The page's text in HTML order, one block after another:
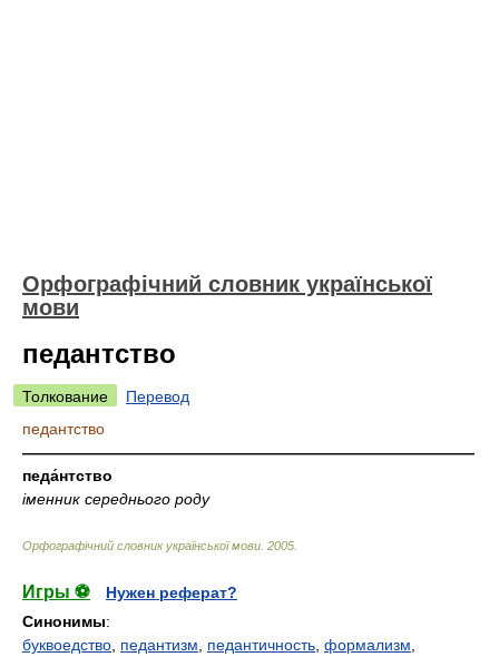
Орфографічний словник української
мови
педантство
Толкование
Перевод
педантство
—————————————————————————————
педа́нтство
іменник середнього роду
Орфографічний словник української мови 2005
Игры ⚽
Нужен реферат?
Синонимы:
буквоедство педантизм педантичность формализм